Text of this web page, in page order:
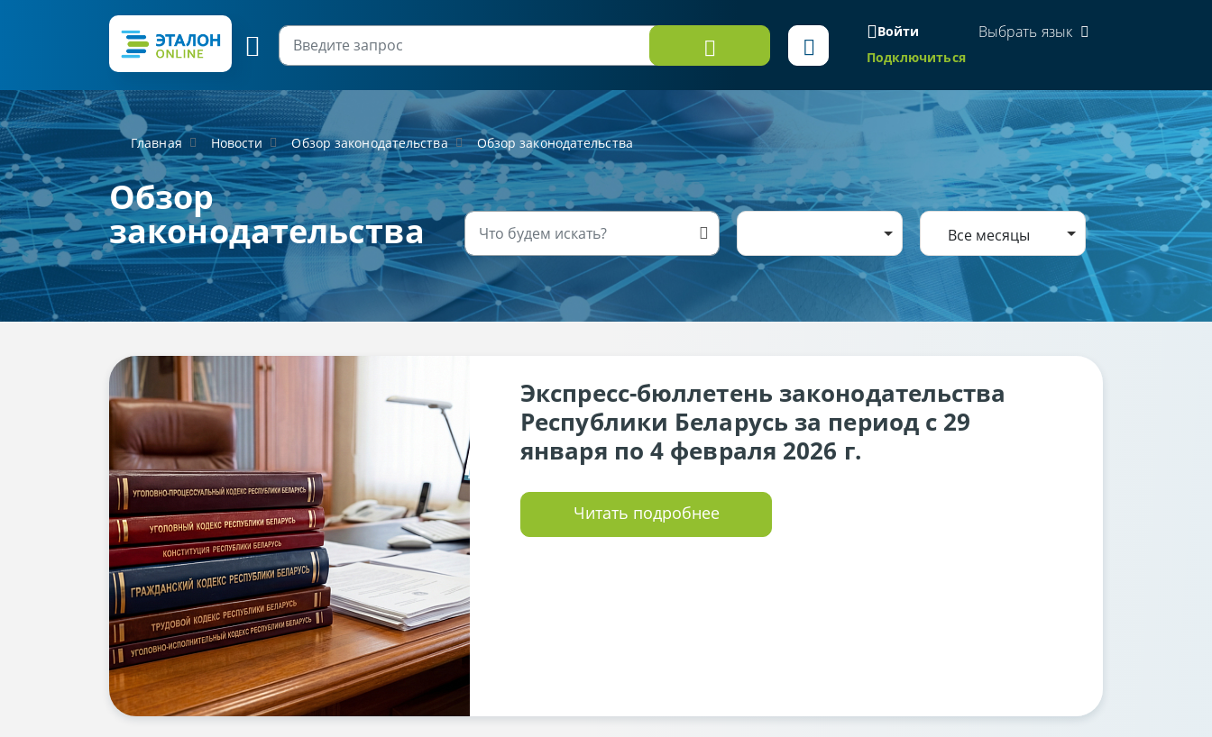
Войти
Подключиться
Выбрать язык
Главная Новости Обзор законодательства Обзор законодательства
Обзор
законодательства Все месяцы
Экспресс-бюллетень законодательства
Республики Беларусь за период с 29
января по 4 февраля 2026 г.
Читать подробнее